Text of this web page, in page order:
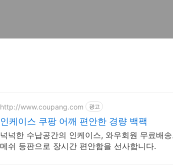
http://www.coupang.com 광고
인케이스 쿠팡 어깨 편안한 경량 백팩
넉넉한 수납공간의 인케이스, 와우회원 무료배
메쉬 등판으로 장시간 편안함을 선사합니다.